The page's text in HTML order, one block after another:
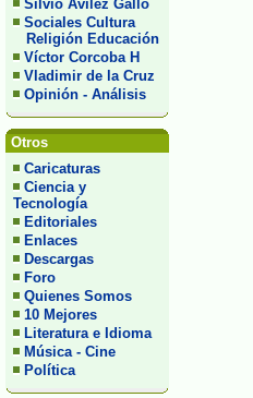
Silvio Avilez Gallo
Sociales Cultura
Religión Educación
Víctor Corcoba H
Vladimir de la Cruz
Opinión - Análisis
Otros
Caricaturas
Ciencia y
Tecnología
Editoriales
Enlaces
Descargas
Foro
Quienes Somos
10 Mejores
Literatura e Idioma
Música - Cine
Política